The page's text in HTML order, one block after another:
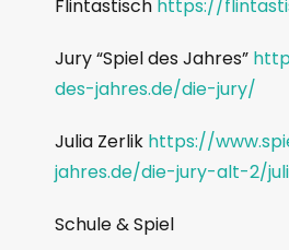
Flintastisch https://
Jury “Spiel des Jahres”
des-jahres.de/die-jury/
Julia Zerlik https://
jahres.de/die-jury-alt-2/
Schule & Spiel